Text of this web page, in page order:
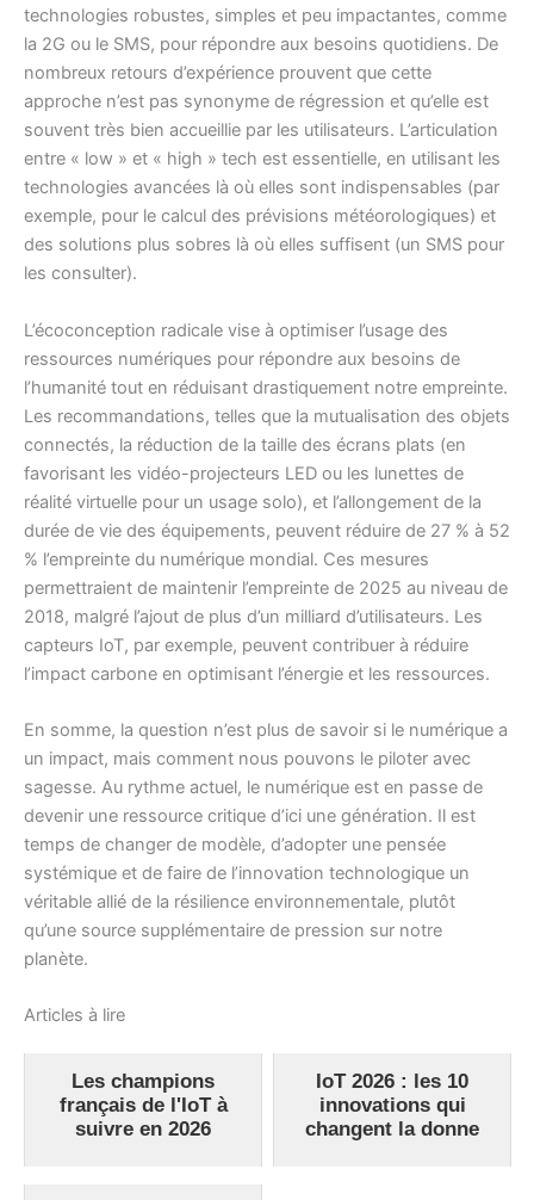
technologies robustes, simples et peu impactantes, comme
la 2G ou le SMS, pour répondre aux besoins quotidiens. De
nombreux retours d’expérience prouvent que cette
approche n’est pas synonyme de régression et qu’elle est
souvent très bien accueillie par les utilisateurs. L’articulation
entre « low » et « high » tech est essentielle, en utilisant les
technologies avancées là où elles sont indispensables (par
exemple, pour le calcul des prévisions météorologiques) et
des solutions plus sobres là où elles suffisent (un SMS pour
les consulter).
L’écoconception radicale vise à optimiser l’usage des
ressources numériques pour répondre aux besoins de
l’humanité tout en réduisant drastiquement notre empreinte.
Les recommandations, telles que la mutualisation des objets
connectés, la réduction de la taille des écrans plats (en
favorisant les vidéo-projecteurs LED ou les lunettes de
réalité virtuelle pour un usage solo), et l’allongement de la
durée de vie des équipements, peuvent réduire de 27 % à 52
% l’empreinte du numérique mondial. Ces mesures
permettraient de maintenir l’empreinte de 2025 au niveau de
2018, malgré l’ajout de plus d’un milliard d’utilisateurs. Les
capteurs IoT, par exemple, peuvent contribuer à réduire
l’impact carbone en optimisant l’énergie et les ressources.
En somme, la question n’est plus de savoir si le numérique a
un impact, mais comment nous pouvons le piloter avec
sagesse. Au rythme actuel, le numérique est en passe de
devenir une ressource critique d’ici une génération. Il est
temps de changer de modèle, d’adopter une pensée
systémique et de faire de l’innovation technologique un
véritable allié de la résilience environnementale, plutôt
qu’une source supplémentaire de pression sur notre
planète.
Articles à lire
Les champions
français de l'IoT à
suivre en 2026
IoT 2026 : les 10
innovations qui
changent la donne